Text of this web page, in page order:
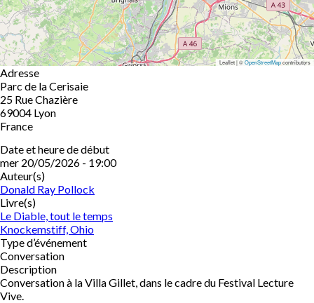
Leaflet | ©OpenStreetMapcontributors
Adresse
Parc de la Cerisaie
25 Rue Chazière
69004 Lyon
France
Date et heure de début
mer 20/05/2026 - 19:00
Auteur(s)
Donald Ray Pollock
Livre(s)
Le Diable, tout le temps
Knockemstiff, Ohio
Type d’événement
Conversation
Description
Conversation à la Villa Gillet, dans le cadre du Festival Lecture
Vive.